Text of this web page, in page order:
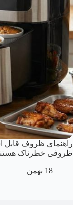
راهنمای ظروف قابل
ظروفی خطرناک
18 بهمن